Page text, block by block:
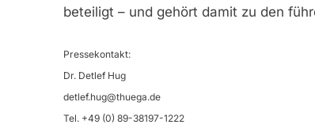
beteiligt – und gehört damit zu den
Pressekontakt:
Dr. Detlef Hug
detlef.hug@thuega.de
Tel. +49 (0) 89-38197-1222